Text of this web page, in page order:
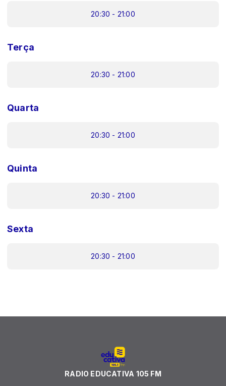
20:30 - 21:00
Terça
20:30 - 21:00
Quarta
20:30 - 21:00
Quinta
20:30 - 21:00
Sexta
20:30 - 21:00
RADIO EDUCATIVA 105 FM